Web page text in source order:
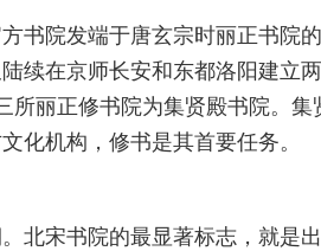
书院发端于唐玄宗时丽正书院
续在京师长安和东都洛阳建立
所丽正修书院为集贤殿书院。
化机构，修书是其首要任务。
北宋书院的最显著标志，就是